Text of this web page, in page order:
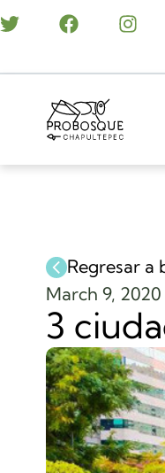
Regresar a
March 9, 2020
3